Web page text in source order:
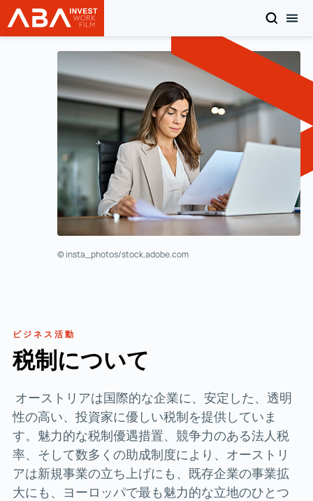
INVEST in AUSTRIA
検索モ
© insta_photos/stock.adobe.com
ビジネス活動
税制について
オーストリアは国際的な企業に、安定した、透明
性の高い、投資家に優しい税制を提供していま
す。魅力的な税制優遇措置、競争力のある法人税
率、そして数多くの助成制度により、オーストリ
アは新規事業の立ち上げにも、既存企業の事業拡
大にも、ヨーロッパで最も魅力的な立地のひとつ